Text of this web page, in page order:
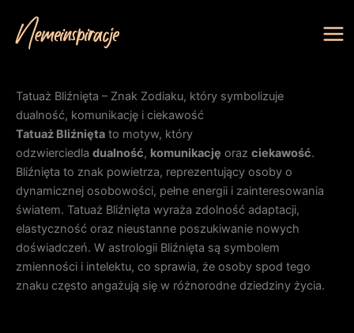
treści
Tatuaż Bliźnięta – Znak Zodiaku, który symbolizuje
dualność, komunikację i ciekawość
Tatuaż Bliźnięta to motyw, który
odzwierciedla dualność, komunikację oraz ciekawość.
Bliźnięta to znak powietrza, reprezentujący osoby o
dynamicznej osobowości, pełne energii i zainteresowania
światem. Tatuaż Bliźnięta wyraża zdolność adaptacji,
elastyczność oraz nieustanne poszukiwanie nowych
doświadczeń. W astrologii Bliźnięta są symbolem
zmienności i intelektu, co sprawia, że osoby spod tego
znaku często angażują się w różnorodne dziedziny życia.